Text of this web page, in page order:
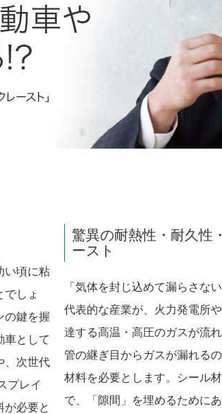
い頃に粘
しょ
の鍵を握
車として
、次世代
プレイ
が必要と
驚異の耐熱性・耐久性
ースト
「気体を封じ込めて漏らさな
代表的な産業が、火力発電所
達する高温・高圧のガスが流
管の継ぎ目からガスが漏れる
材料を必要とします。シール
で、「隙間」を埋めるために